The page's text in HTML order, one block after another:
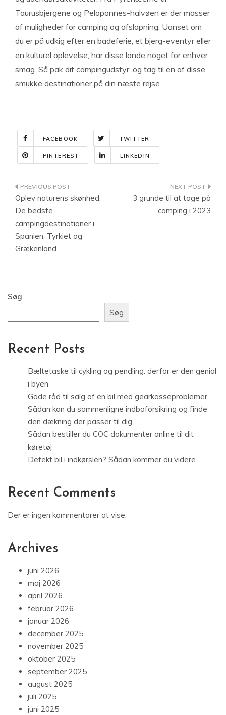
Taurusbjergene og Peloponnes-halvøen er der masser
af muligheder for camping og afslapning. Uanset om
du er på udkig efter en badeferie, et bjerg-eventyr eller
en kulturel oplevelse, har disse lande noget for enhver
smag. Så pak dit campingudstyr, og tag til en af disse
smukke destinationer på din næste rejse.
FACEBOOK TWITTER
PINTEREST LINKEDIN
Indlægsnavigation
Oplev naturens skønhed:
De bedste
campingdestinationer i
Spanien, Tyrkiet og
Grækenland
3 grunde til at tage på
camping i 2023
Søg
Søg
Recent Posts
Bæltetaske til cykling og pendling: derfor er den genial
i byen
Gode råd til salg af en bil med gearkasseproblemer
Sådan kan du sammenligne indboforsikring og finde
den dækning der passer til dig
Sådan bestiller du COC dokumenter online til dit
køretøj
Defekt bil i indkørslen? Sådan kommer du videre
Recent Comments
Der er ingen kommentarer at vise.
Archives
juni 2026
maj 2026
april 2026
februar 2026
januar 2026
december 2025
november 2025
oktober 2025
september 2025
august 2025
juli 2025
juni 2025